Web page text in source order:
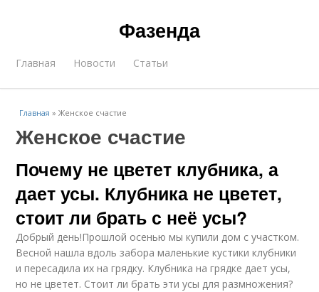
Фазенда
Главная Новости Статьи
Главная »Женское счастие
Женское счастие
Почему не цветет клубника, а
дает усы. Клубника не цветет,
стоит ли брать с неё усы?
Добрый день!Прошлой осенью мы купили дом с участком.
Весной нашла вдоль забора маленькие кустики клубники
и пересадила их на грядку. Клубника на грядке дает усы,
но не цветет. Стоит ли брать эти усы для размножения?